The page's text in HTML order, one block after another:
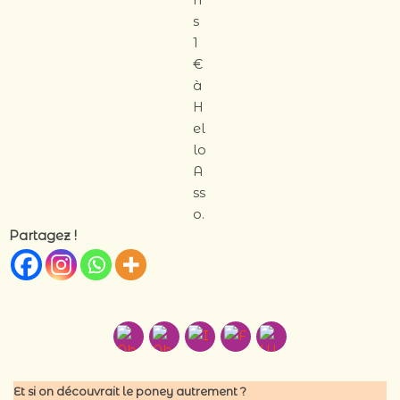
s
1
€
à
H
el
lo
A
ss
o.
Partagez !
Et si on découvrait le poney autrement ?